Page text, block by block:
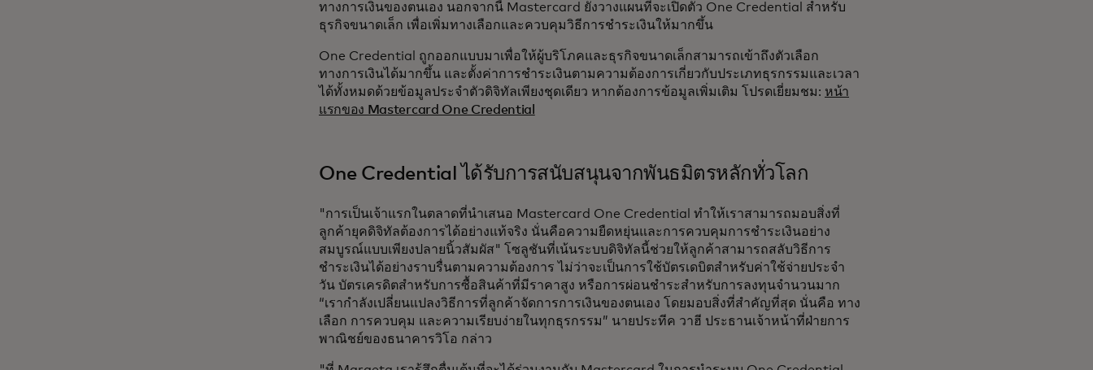
ทางการเงินของตนเอง นอกจากนี้ Mastercard ยังวางแผนที่จะเปิดตัว One Credential สำหรับ
ธุรกิจขนาดเล็ก เพื่อเพิ่มทางเลือกและควบคุมวิธีการชำระเงินให้มากขึ้น
One Credential ถูกออกแบบมาเพื่อให้ผู้บริโภคและธุรกิจขนาดเล็กสามารถเข้าถึงตัวเลือก
ทางการเงินได้มากขึ้น และตั้งค่าการชำระเงินตามความต้องการเกี่ยวกับประเภทธุรกรรมและเวลา
ได้ทั้งหมดด้วยข้อมูลประจำตัวดิจิทัลเพียงชุดเดียว หากต้องการข้อมูลเพิ่มเติม โปรดเยี่ยมชม: หน้า
แรกของ Mastercard One Credential
One Credential ได้รับการสนับสนุนจากพันธมิตรหลักทั่วโลก
"การเป็นเจ้าแรกในตลาดที่นำเสนอ Mastercard One Credential ทำให้เราสามารถมอบสิ่งที่
ลูกค้ายุคดิจิทัลต้องการได้อย่างแท้จริง นั่นคือความยืดหยุ่นและการควบคุมการชำระเงินอย่าง
สมบูรณ์แบบเพียงปลายนิ้วสัมผัส" โซลูชันที่เน้นระบบดิจิทัลนี้ช่วยให้ลูกค้าสามารถสลับวิธีการ
ชำระเงินได้อย่างราบรื่นตามความต้องการ ไม่ว่าจะเป็นการใช้บัตรเดบิตสำหรับค่าใช้จ่ายประจำ
วัน บัตรเครดิตสำหรับการซื้อสินค้าที่มีราคาสูง หรือการผ่อนชำระสำหรับการลงทุนจำนวนมาก
“เรากำลังเปลี่ยนแปลงวิธีการที่ลูกค้าจัดการการเงินของตนเอง โดยมอบสิ่งที่สำคัญที่สุด นั่นคือ ทาง
เลือก การควบคุม และความเรียบง่ายในทุกธุรกรรม” นายประทีค วาฮี ประธานเจ้าหน้าที่ฝ่ายการ
พาณิชย์ของธนาคารวิโอ กล่าว